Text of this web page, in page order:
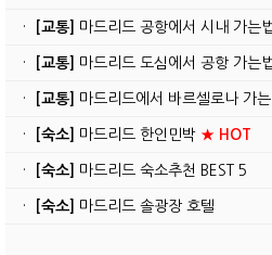
· [교통] 마드리드 공항에서 시내 가는
· [교통] 마드리드 도심에서 공항 가는
· [교통] 마드리드에서 바르셀로나 가
· [숙소] 마드리드 한인민박 ★ HOT
· [숙소] 마드리드 숙소추천 BEST 5
· [숙소] 마드리드 솔광장 호텔